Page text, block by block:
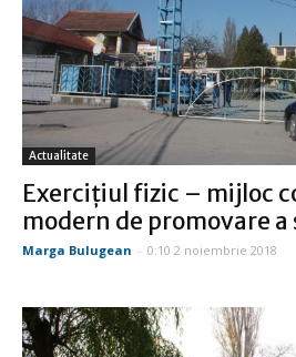
Actualitate
Exerciţiul fizic – mijloc
modern de promovare
Marga Bulugean - 0:10 2 noiembrie 2018